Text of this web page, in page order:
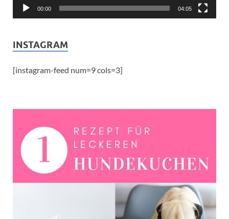
00:00 04:05
INSTAGRAM
[instagram-feed num=9 cols=3]